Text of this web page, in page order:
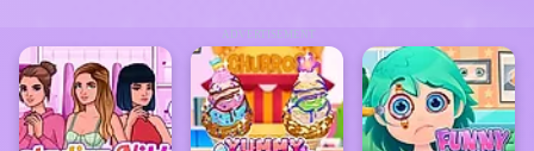
ADVERTISEMENT